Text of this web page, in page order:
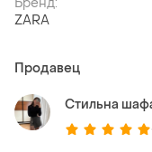
ZARA
Продавец
Стильна